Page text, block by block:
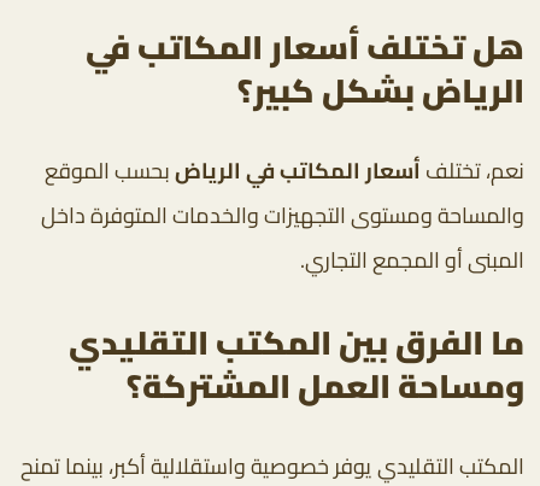
هل تختلف أسعار المكاتب في
الرياض بشكل كبير؟
نعم، تختلفأسعار المكاتب في الرياضبحسب الموقع
والمساحة ومستوى التجهيزات والخدمات المتوفرة داخل
المبنى أو المجمع التجاري.
ما الفرق بين المكتب التقليدي
ومساحة العمل المشتركة؟
المكتب التقليدي يوفر خصوصية واستقلالية أكبر، بينما تمنح